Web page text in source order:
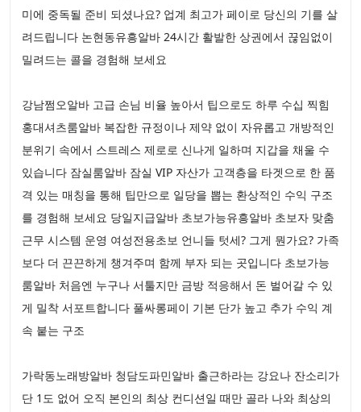
미에 중독될 준비 되셨나요? 업계 최고가 페이로 당신의 기를 살
려드립니다 논현동유흥알바 24시간 활발한 상권에서 끊임없이
밀려드는 콜을 경험해 보세요
강남쩜오알바 고급 손님 비율 높아서 팁으로도 하루 수십 찍힘
홍대셔츠룸알바 복잡한 규정이나 제약 없이 자유롭고 개방적인
분위기 속에서 스트레스 제로로 신나게 일하며 지갑을 채울 수
있습니다 잠실룸알바 잠실 VIP 자산가 고객층을 타겟으로 한 품
격 있는 매칭을 통해 팁만으로 일당을 뽑는 환상적인 수익 구조
를 경험해 보세요 당일지급알바 초보가능유흥알바 초보자 맞춤
근무 시스템 운영 여성전용초보 언니들 텃세? 그게 뭔가요? 가족
보다 더 끈끈하게 챙겨주며 함께 부자 되는 곳입니다 초보가능
룸알바 처음엔 누구나 서툴지만 금방 적응해서 돈 벌어갈 수 있
게 밀착 서포트합니다 풀싸롱페이 기본 단가 높고 추가 수익 계
속 붙는 구조
가락동노래방알바 청담도파민알바 출근하라는 강요나 잔소리가
단 1도 없어 오직 본인의 최상 컨디션일 때만 골라 나와 최상의